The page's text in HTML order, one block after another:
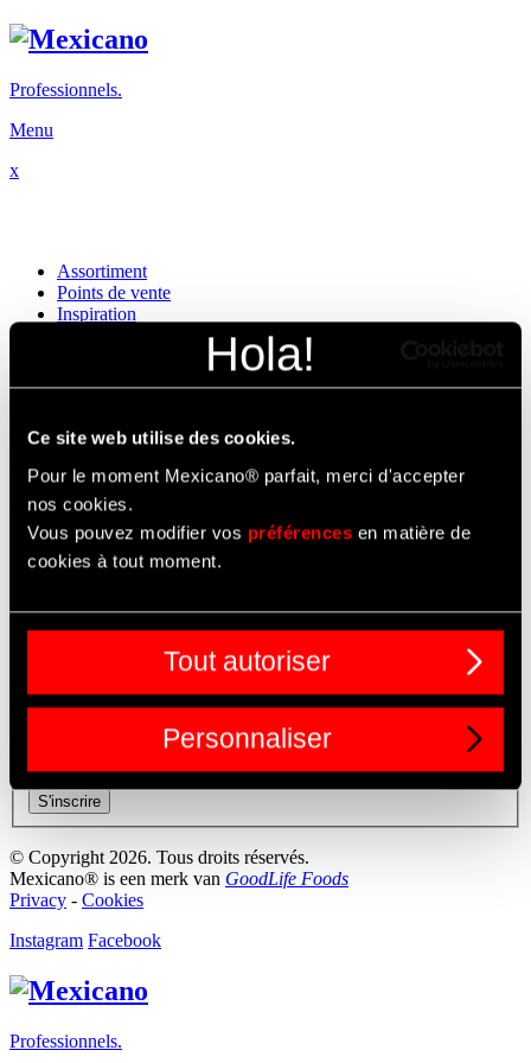
Ce site web utilise des cookies.
Pour le moment Mexicano® parfait, merci d'accepter
nos cookies.
Vous pouvez modifier vos préférences en matière de
cookies à tout moment.
Tout autoriser
Personnaliser
Professionnels.
Menu
x
Assortiment
Points de vente
Inspiration
Instagram Facebook
À propos de nous
Assortiment
KEEP IN TOUCH?
E-mail*
S'inscrire
© Copyright 2026. Tous droits réservés.
Mexicano® is een merk van GoodLife Foods
Privacy - Cookies
Instagram Facebook
Professionnels.